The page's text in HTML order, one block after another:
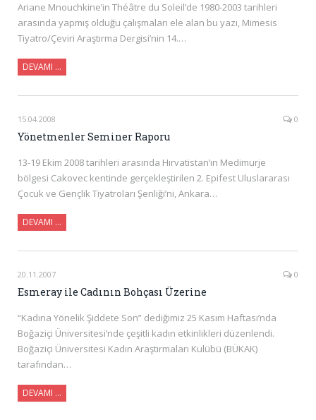
Ariane Mnouchkine’in Théâtre du Soleil’de 1980-2003 tarihleri
arasında yapmış olduğu çalışmaları ele alan bu yazı, Mimesis
Tiyatro/Çeviri Araştırma Dergisi’nin 14.…
DEVAMI …
15.04.2008 0
Yönetmenler Seminer Raporu
13-19 Ekim 2008 tarihleri arasında Hırvatistan’ın Medimurje
bölgesi Cakovec kentinde gerçekleştirilen 2. Epifest Uluslararası
Çocuk ve Gençlik Tiyatroları Şenliği’ni, Ankara…
DEVAMI …
20.11.2007 0
Esmeray ile Cadının Bohçası Üzerine
“Kadına Yönelik Şiddete Son” dediğimiz 25 Kasım Haftası’nda
Boğaziçi Üniversitesi’nde çeşitli kadın etkinlikleri düzenlendi.
Boğaziçi Üniversitesi Kadın Araştırmaları Kulübü (BÜKAK)
tarafından…
DEVAMI …